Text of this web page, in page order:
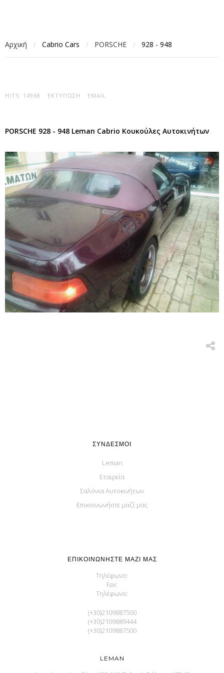
Αρχική / Cabrio Cars / PORSCHE / 928 - 948
HITS: 14968 ΕΚΤΎΠΩΣΗ EMAIL
PORSCHE 928 - 948 Leman Cabrio Κουκούλες Αυτοκινήτων
ΣΎΝΔΕΣΜΟΙ
Leman
Εταιρεία
Σαλόνια Αυτοκινήτων
Επικοινωνήστε μαζί μας
ΕΠΙΚΟΙΝΩΝΉΣΤΕ ΜΑΖΊ ΜΑΣ
Τηλέφωνο:
Fax:
Τηλέφωνο:
(+30)2109887500
(+30)2109889444
(+30)2109887500
LEMAN